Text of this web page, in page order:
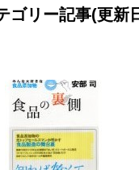
ゴリー記事(更新